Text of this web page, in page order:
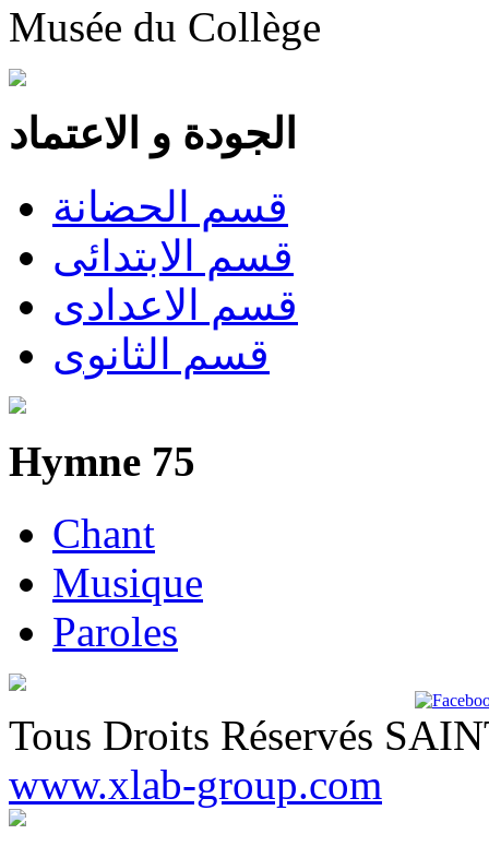
Musée du Collège
الجودة و الاعتماد
قسم الحضانة
قسم الابتدائى
قسم الاعدادى
قسم الثانوى
Hymne 75
Chant
Musique
Paroles
Tous Droits Réservés
www.xlab-group.com